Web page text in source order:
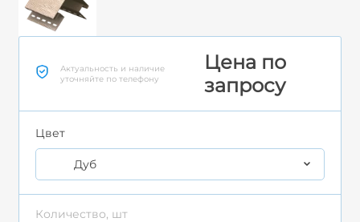
Актуальность и наличие
уточняйте по телефону
Цена по
запросу
Цвет
Дуб
Количество, шт